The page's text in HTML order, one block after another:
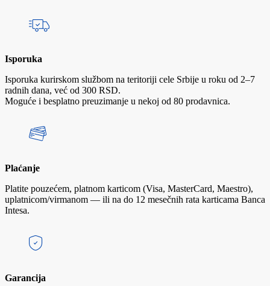
Isporuka
Isporuka kurirskom službom na teritoriji cele Srbije u roku od 2–7
radnih dana, već od 300 RSD.
Moguće i besplatno preuzimanje u nekoj od 80 prodavnica.
Plaćanje
Platite pouzećem, platnom karticom (Visa, MasterCard, Maestro),
uplatnicom/virmanom — ili na do 12 mesečnih rata karticama Banca
Intesa.
Garancija